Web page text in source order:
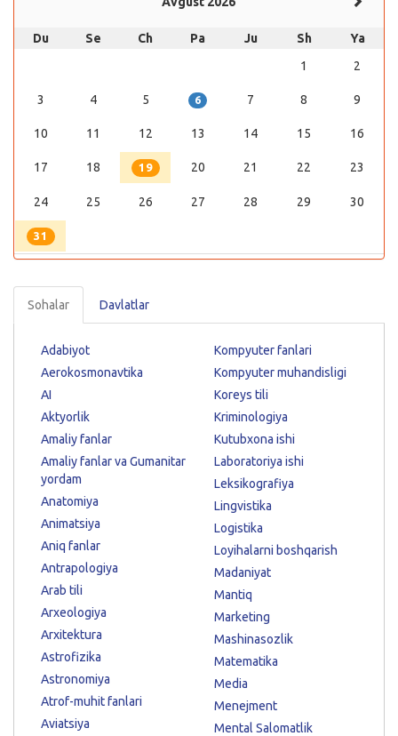
Du Se Ch Pa Ju Sh
Ya
1
2
3 4 5 6 7 8 9
10 11 12 13 14 15 16
17 18 19 20 21 22 23
24 25 26 27 28 29 30
31
Sohalar Davlatlar
Adabiyot
Aerokosmonavtika
AI
Aktyorlik
Amaliy fanlar
Amaliy fanlar va Gumanitar
yordam
Anatomiya
Animatsiya
Aniq fanlar
Antrapologiya
Arab tili
Arxeologiya
Arxitektura
Astrofizika
Astronomiya
Atrof-muhit fanlari
Aviatsiya
Kompyuter fanlari
Kompyuter muhandisligi
Koreys tili
Kriminologiya
Kutubxona ishi
Laboratoriya ishi
Leksikografiya
Lingvistika
Logistika
Loyihalarni boshqarish
Madaniyat
Mantiq
Marketing
Mashinasozlik
Matematika
Media
Menejment
Mental Salomatlik